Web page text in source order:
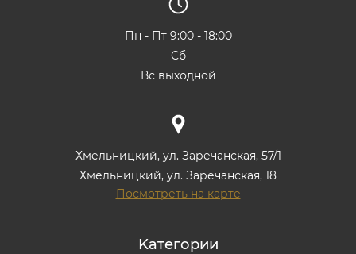
Пн - Пт 9:00 - 18:00
Сб
Вс выходной
Хмельницкий, ул. Заречанская, 57/1
Хмельницкий, ул. Заречанская, 18
Посмотреть на карте
Kатегории